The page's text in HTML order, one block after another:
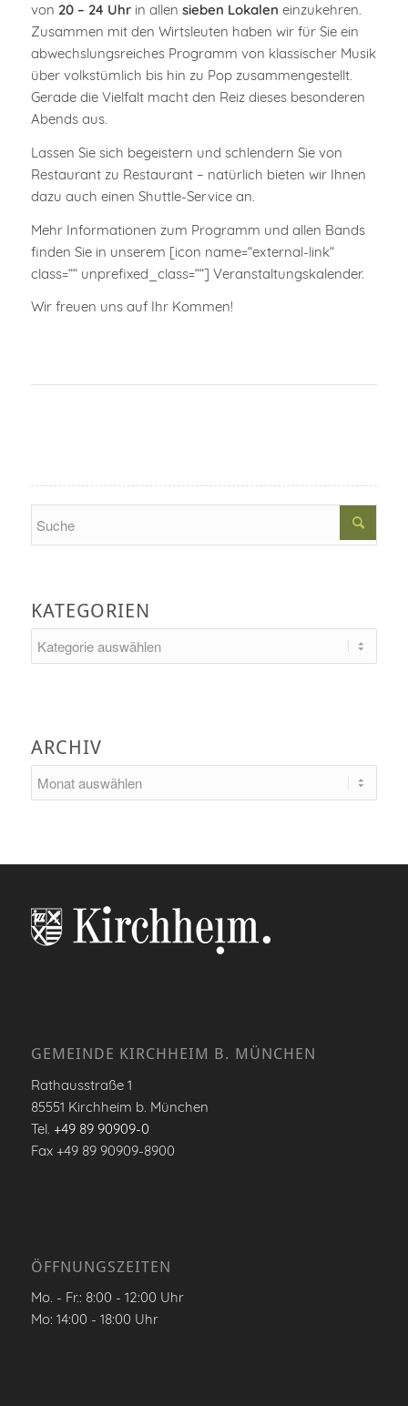
von 20 – 24 Uhrin allen sieben Lokalen einzukehren.
Zusammen mit den Wirtsleuten haben wir für Sie ein
abwechslungsreiches Programm von klassischer Musik
über volkstümlich bis hin zu Pop zusammengestellt.
Gerade die Vielfalt macht den Reiz dieses besonderen
Abends aus.
Lassen Sie sich begeistern und schlendern Sie von
Restaurant zu Restaurant – natürlich bieten wir Ihnen
dazu auch einen Shuttle-Service an.
Mehr Informationen zum Programm und allen Bands
finden Sie in unserem [icon name=“external-link“
class=““ unprefixed_class=““] Veranstaltungskalender.
Wir freuen uns auf Ihr Kommen!
KATEGORIEN
ARCHIV
GEMEINDE KIRCHHEIM B. MÜNCHEN
Rathausstraße 1
85551 Kirchheim b. München
Tel. +49 89 90909-0
Fax +49 89 90909-8900
ÖFFNUNGSZEITEN
Mo. - Fr.: 8:00 - 12:00 Uhr
Mo: 14:00 - 18:00 Uhr